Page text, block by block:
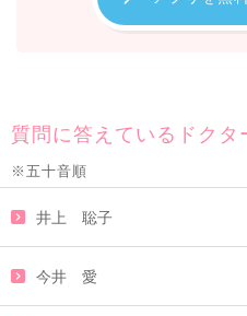
質問に答えているドクタ
※五十音順
井上 聡子
今井 愛